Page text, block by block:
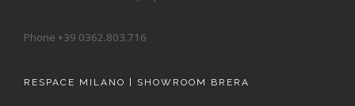
Phone +39 0362.803.716
RESPACE MILANO | SHOWROOM BRERA